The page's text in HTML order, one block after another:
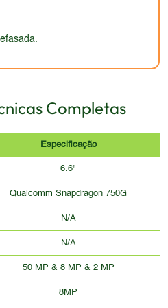
Completas
Especificação
6.6"
Qualcomm Snapdragon 750G
N/A
N/A
50 MP & 8 MP & 2 MP
8MP